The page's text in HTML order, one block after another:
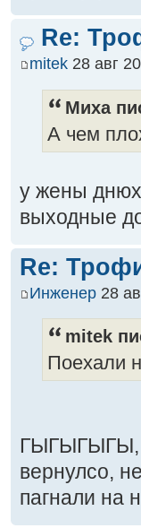
Re:
mitek 28 авг
Миха
А чем
у жены
выходные
Re:
Инженер 28
mitek
Поехали
ГЫГЫГЫГЫ,
вернулсо,
пагнали на